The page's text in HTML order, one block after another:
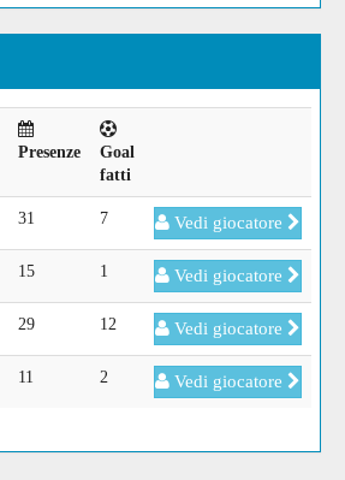
Presenze
Goal
fatti
31 7 Vedi giocatore
15 1 Vedi giocatore
29 12 Vedi giocatore
11 2 Vedi giocatore